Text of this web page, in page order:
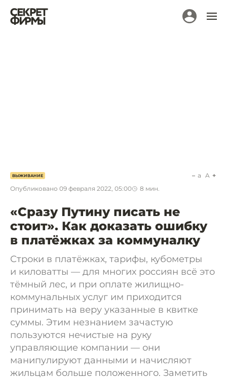
ВЫЖИВАНИЕ
Опубликовано 09 февраля 2022, 05:00 8 мин.
a A
«Сразу Путину писать не
стоит». Как доказать ошибку
в платёжках за коммуналку
Строки в платёжках, тарифы, кубометры
и киловатты — для многих россиян всё это
тёмный лес, и при оплате жилищно-
коммунальных услуг им приходится
принимать на веру указанные в квитке
суммы. Этим незнанием зачастую
пользуются нечистые на руку
управляющие компании — они
манипулируют данными и начисляют
жильцам больше положенного. Заметить